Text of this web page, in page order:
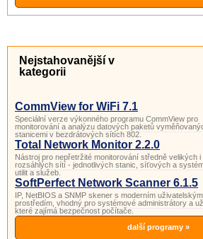
Nejstahovanější v
kategorii
CommView for WiFi 7.1
Speciální verze výkonného programu CommView pro
monitorování a analýzu datových paketů
stanicemi v bezdrátových sítích 802.
Total Network Monitor 2.2.0
Nástroj pro nepřetržité monitorování středně velikých i
rozsáhlých sítí - jednotlivých stanic, síťových a
utilit a služeb.
SoftPerfect Network Scanner 6.1.5
IP, NetBIOS a SNMP skener s moderním uživatelským
prostředím, vhodný pro systémové administrátory a
které zajímá bezpečnost počítače.
další programy »